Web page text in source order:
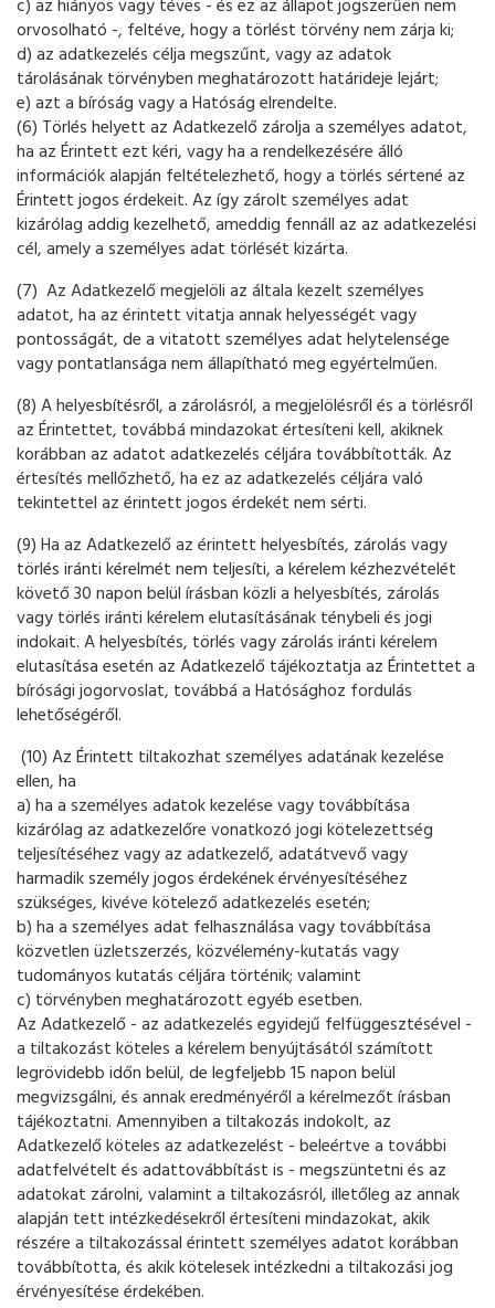
c) az hiányos vagy téves - és ez az állapot jogszerűen nem
orvosolható -, feltéve, hogy a törlést törvény nem zárja ki;
d) az adatkezelés célja megszűnt, vagy az adatok
tárolásának törvényben meghatározott határideje lejárt;
e) azt a bíróság vagy a Hatóság elrendelte.
(6) Törlés helyett az Adatkezelő zárolja a személyes adatot,
ha az Érintett ezt kéri, vagy ha a rendelkezésére álló
információk alapján feltételezhető, hogy a törlés sértené az
Érintett jogos érdekeit. Az így zárolt személyes adat
kizárólag addig kezelhető, ameddig fennáll az az adatkezelési
cél, amely a személyes adat törlését kizárta.
(7) Az Adatkezelő megjelöli az általa kezelt személyes
adatot, ha az érintett vitatja annak helyességét vagy
pontosságát, de a vitatott személyes adat helytelensége
vagy pontatlansága nem állapítható meg egyértelműen.
(8) A helyesbítésről, a zárolásról, a megjelölésről és a törlésről
az Érintettet, továbbá mindazokat értesíteni kell, akiknek
korábban az adatot adatkezelés céljára továbbították. Az
értesítés mellőzhető, ha ez az adatkezelés céljára való
tekintettel az érintett jogos érdekét nem sérti.
(9) Ha az Adatkezelő az érintett helyesbítés, zárolás vagy
törlés iránti kérelmét nem teljesíti, a kérelem kézhezvételét
követő 30 napon belül írásban közli a helyesbítés, zárolás
vagy törlés iránti kérelem elutasításának ténybeli és jogi
indokait. A helyesbítés, törlés vagy zárolás iránti kérelem
elutasítása esetén az Adatkezelő tájékoztatja az Érintettet a
bírósági jogorvoslat, továbbá a Hatósághoz fordulás
lehetőségéről.
(10) Az Érintett tiltakozhat személyes adatának kezelése
ellen, ha
a) ha a személyes adatok kezelése vagy továbbítása
kizárólag az adatkezelőre vonatkozó jogi kötelezettség
teljesítéséhez vagy az adatkezelő, adatátvevő vagy
harmadik személy jogos érdekének érvényesítéséhez
szükséges, kivéve kötelező adatkezelés esetén;
b) ha a személyes adat felhasználása vagy továbbítása
közvetlen üzletszerzés, közvélemény-kutatás vagy
tudományos kutatás céljára történik; valamint
c) törvényben meghatározott egyéb esetben.
Az Adatkezelő - az adatkezelés egyidejű felfüggesztésével -
a tiltakozást köteles a kérelem benyújtásától számított
legrövidebb időn belül, de legfeljebb 15 napon belül
megvizsgálni, és annak eredményéről a kérelmezőt írásban
tájékoztatni. Amennyiben a tiltakozás indokolt, az
Adatkezelő köteles az adatkezelést - beleértve a további
adatfelvételt és adattovábbítást is - megszüntetni és az
adatokat zárolni, valamint a tiltakozásról, illetőleg az annak
alapján tett intézkedésekről értesíteni mindazokat, akik
részére a tiltakozással érintett személyes adatot korábban
továbbította, és akik kötelesek intézkedni a tiltakozási jog
érvényesítése érdekében.